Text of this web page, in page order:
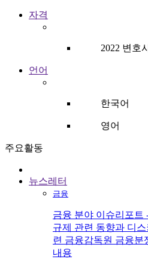
자격
2022 변호
언어
한국어
영어
주요활동
뉴스레터
금융
금융 분야 이슈리포트
규제 관련 동향과 디
련 금융감독원 금융분
내용